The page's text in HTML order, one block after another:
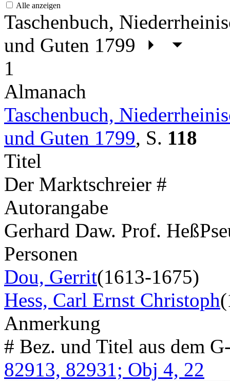
Alle anzeigen
Taschenbuch,
und Guten 1799
1
Almanach
Taschenbuch,
und Guten 1799, S. 118
Titel
Der Marktschreier #
Autorangabe
Gerhard Daw. Prof. Heß
Personen
Dou, Gerrit(1613-1675)
Hess, Carl Ernst Christoph
Anmerkung
# Bez. und Titel aus dem
82913, 82931; Obj 4, 22